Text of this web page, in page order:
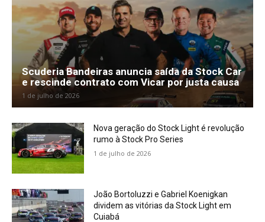
Scuderia Bandeiras anuncia saída da Stock Car
e rescinde contrato com Vicar por justa causa
1 de julho de 2026
Nova geração do Stock Light é revolução
rumo à Stock Pro Series
1 de julho de 2026
João Bortoluzzi e Gabriel Koenigkan
dividem as vitórias da Stock Light em
Cuiabá